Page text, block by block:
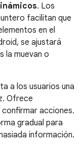
. Los
facilitan que
en el
se ajustará
la muevan o
a los usuarios una
Ofrece
acciones.
gradual para
información.